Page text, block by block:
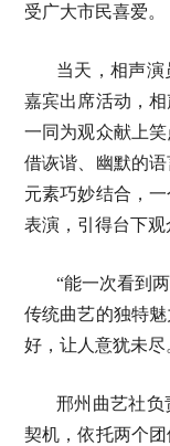
受广大市民喜爱。
当天，相声
嘉宾出席活动，
一同为观众献上
借诙谐、幽默的
元素巧妙结合，
表演，引得台下观
“能一次看到
传统曲艺的独特
好，让人意犹未尽
邢州曲艺社负
契机，依托两个